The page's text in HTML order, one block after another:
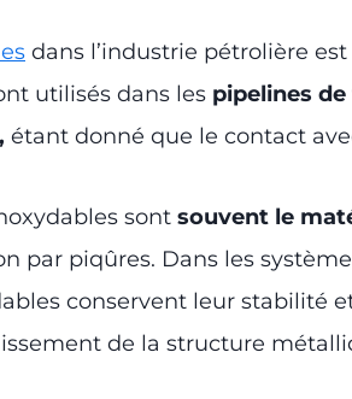
dans l’industrie pétrolière
utilisés dans les pipelines
étant donné que le contact
sont souvent le
par piqûres. Dans les
conservent leur stabilité
de la structure